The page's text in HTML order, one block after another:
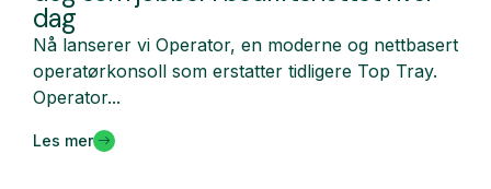
dag
Nå lanserer vi Operator, en moderne og nettbasert
operatørkonsoll som erstatter tidligere Top Tray.
Operator...
Les mer